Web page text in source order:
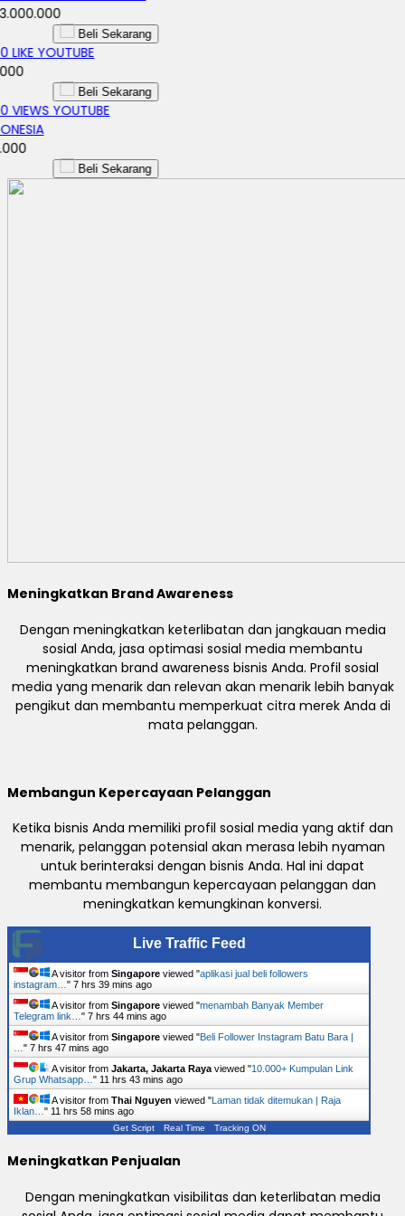
Meningkatkan Brand Awareness
Dengan meningkatkan keterlibatan dan jangkauan media
sosial Anda, jasa optimasi sosial media membantu
meningkatkan brand awareness bisnis Anda. Profil sosial
media yang menarik dan relevan akan menarik lebih banyak
pengikut dan membantu memperkuat citra merek Anda di
mata pelanggan.
Membangun Kepercayaan Pelanggan
Ketika bisnis Anda memiliki profil sosial media yang aktif dan
menarik, pelanggan potensial akan merasa lebih nyaman
untuk berinteraksi dengan bisnis Anda. Hal ini dapat
membantu membangun kepercayaan pelanggan dan
meningkatkan kemungkinan konversi.
Live Traffic Feed
A visitor from Singapore viewed "aplikasi jual beli followers
instagram… " 7 hrs 39 mins ago
A visitor from Singapore viewed "menambah Banyak Member
Telegram link… " 7 hrs 44 mins ago
A visitor from Singapore viewed "Beli Follower Instagram Batu Bara |
" 7 hrs 47 mins ago
A visitor from Jakarta, Jakarta Raya viewed "10.000+ Kumpulan Link
Grup Whatsapp… " 11 hrs 43 mins ago
A visitor from Thai Nguyen viewed " Laman tidak ditemukan | Raja
Iklan… " 11 hrs 58 mins ago
Get Script Real Time Tracking ON
Meningkatkan Penjualan
Dengan meningkatkan visibilitas dan keterlibatan media